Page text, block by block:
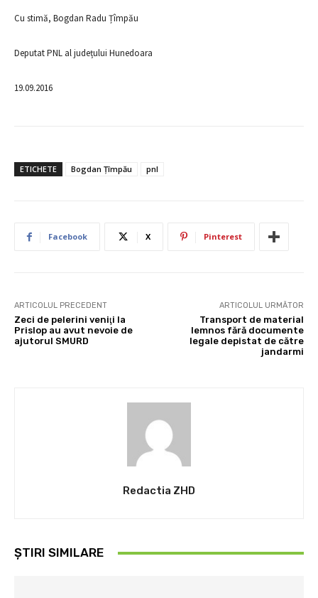
Cu stimă, Bogdan Radu Țîmpău
Deputat PNL al județului Hunedoara
19.09.2016
ETICHETE Bogdan Ţîmpău pnl
Facebook X Pinterest
ARTICOLUL PRECEDENT
Zeci de pelerini veniţi la
Prislop au avut nevoie de
ajutorul SMURD
ARTICOLUL URMĂTOR
Transport de material
lemnos fără documente
legale depistat de către
jandarmi
Redactia ZHD
ȘTIRI SIMILARE